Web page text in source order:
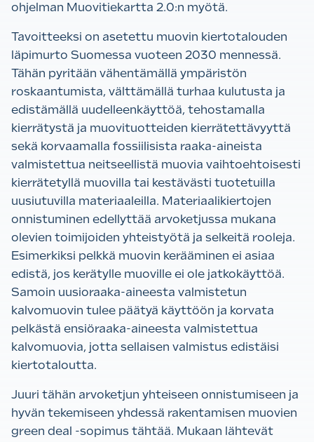
ohjelman Muovitiekartta 2.0:n myötä.
Tavoitteeksi on asetettu muovin kiertotalouden
läpimurto Suomessa vuoteen 2030 mennessä.
Tähän pyritään vähentämällä ympäristön
roskaantumista, välttämällä turhaa kulutusta ja
edistämällä uudelleenkäyttöä, tehostamalla
kierrätystä ja muovituotteiden kierrätettävyyttä
sekä korvaamalla fossiilisista raaka-aineista
valmistettua neitseellistä muovia vaihtoehtoisesti
kierrätetyllä muovilla tai kestävästi tuotetuilla
uusiutuvilla materiaaleilla. Materiaalikiertojen
onnistuminen edellyttää arvoketjussa mukana
olevien toimijoiden yhteistyötä ja selkeitä rooleja.
Esimerkiksi pelkkä muovin kerääminen ei asiaa
edistä, jos kerätylle muoville ei ole jatkokäyttöä.
Samoin uusioraaka-aineesta valmistetun
kalvomuovin tulee päätyä käyttöön ja korvata
pelkästä ensiöraaka-aineesta valmistettua
kalvomuovia, jotta sellaisen valmistus edistäisi
kiertotaloutta.
Juuri tähän arvoketjun yhteiseen onnistumiseen ja
hyvän tekemiseen yhdessä rakentamisen muovien
green deal -sopimus tähtää. Mukaan lähtevät